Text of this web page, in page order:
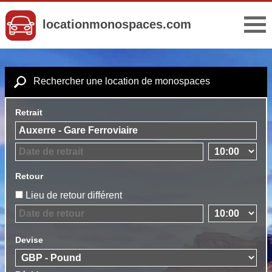
locationmonospaces.com
Rechercher une location de monospaces
Retrait
Retour
Lieu de retour différent
Devise